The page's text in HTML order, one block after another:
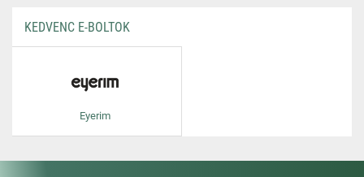
KEDVENC E-BOLTOK
Eyerim